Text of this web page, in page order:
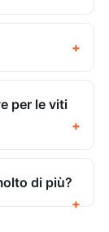
per le viti
di più?